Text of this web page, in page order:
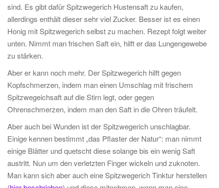
sind. Es gibt dafür Spitzwegerich Hustensaft zu kaufen,
allerdings enthält dieser sehr viel Zucker. Besser ist es einen
Honig mit Spitzwegerich selbst zu machen. Rezept folgt weiter
unten. Nimmt man frischen Saft ein, hilft er das Lungengewebe
zu stärken.
Aber er kann noch mehr. Der Spitzwegerich hilft gegen
Kopfschmerzen, indem man einen Umschlag mit frischem
Spitzwegeichsaft auf die Stirn legt, oder gegen
Ohrenschmerzen, indem man den Saft in die Ohren träufelt.
Aber auch bei Wunden ist der Spitzwegerich unschlagbar.
Einige kennen bestimmt „das Pflaster der Natur“: man nimmt
einige Blätter und quetscht diese solange bis ein wenig Saft
austritt. Nun um den verletzten Finger wickeln und zuknoten.
Man kann sich aber auch eine Spitzwegerich Tinktur herstellen